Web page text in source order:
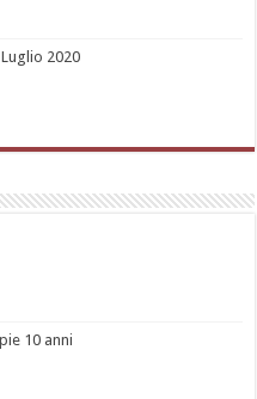
2020
10 anni